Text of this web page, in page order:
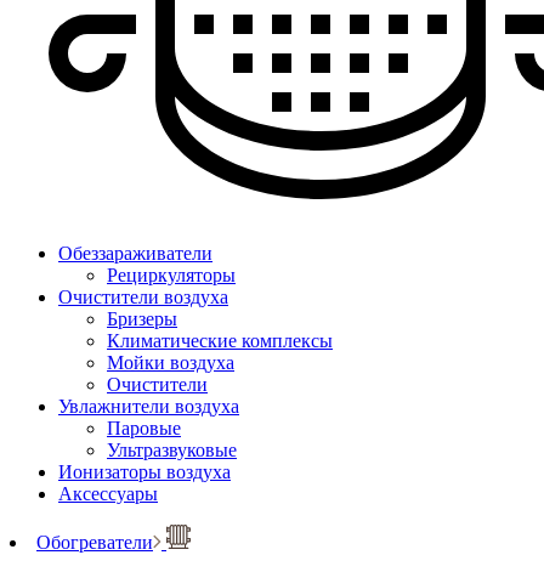
Обеззараживатели
Рециркуляторы
Очистители воздуха
Бризеры
Климатические комплексы
Мойки воздуха
Очистители
Увлажнители воздуха
Паровые
Ультразвуковые
Ионизаторы воздуха
Аксессуары
Обогреватели